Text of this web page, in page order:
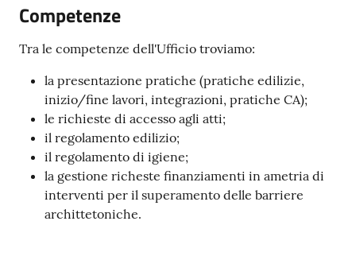
Competenze
Tra le competenze dell'Ufficio troviamo:
la presentazione pratiche (pratiche edilizie,
inizio/fine lavori, integrazioni, pratiche CA);
le richieste di accesso agli atti;
il regolamento edilizio;
il regolamento di igiene;
la gestione richeste finanziamenti in ametria di
interventi per il superamento delle barriere
archittetoniche.